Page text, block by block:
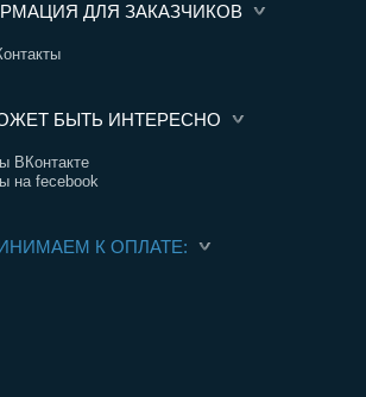
ДЛЯ ЗАКАЗЧИКОВ
БЫТЬ ИНТЕРЕСНО
ВКонтакте
на fecebook
К ОПЛАТЕ: